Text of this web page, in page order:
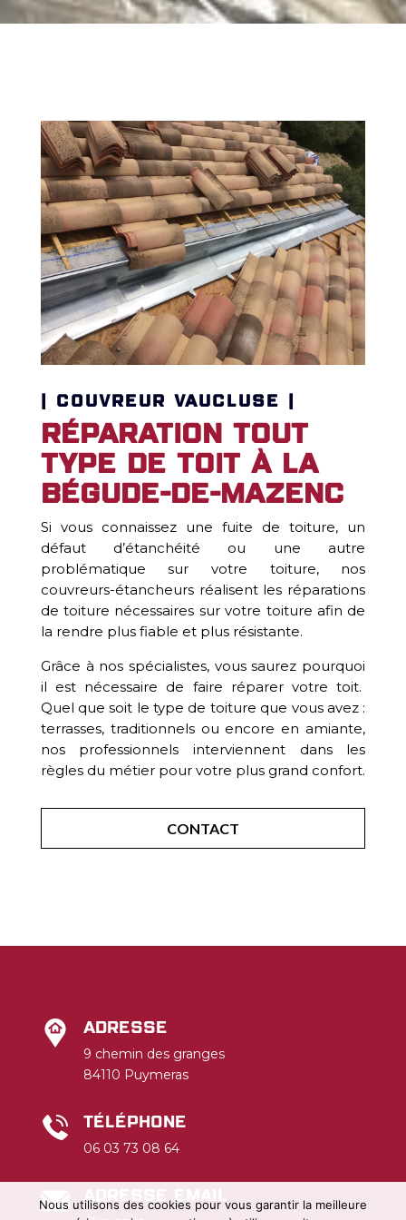
| COUVREUR VAUCLUSE |
Réparation tout
type de toit à La
Bégude-de-Mazenc
Si vous connaissez une fuite de toiture, un
défaut d’étanchéité ou une autre
problématique sur votre toiture, nos
couvreurs-étancheurs réalisent les réparations
de toiture nécessaires sur votre toiture afin de
la rendre plus fiable et plus résistante.
Grâce à nos spécialistes, vous saurez pourquoi
il est nécessaire de faire réparer votre toit.
Quel que soit le type de toiture que vous avez :
terrasses, traditionnels ou encore en amiante,
nos professionnels interviennent dans les
règles du métier pour votre plus grand confort.
CONTACT
Adresse
9 chemin des granges
84110 Puymeras
Téléphone
06 03 73 08 64
Nous utilisons des cookies pour vous garantir la meilleure